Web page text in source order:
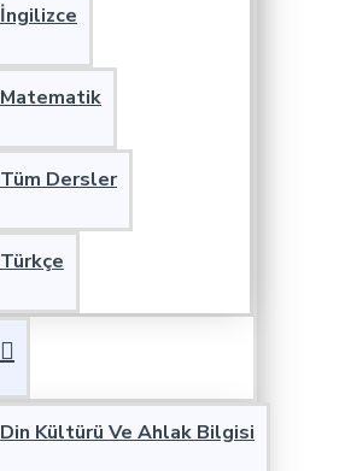
İngilizce
Matematik
Tüm Dersler
Türkçe
Din Kültürü Ve Ahlak Bilgisi